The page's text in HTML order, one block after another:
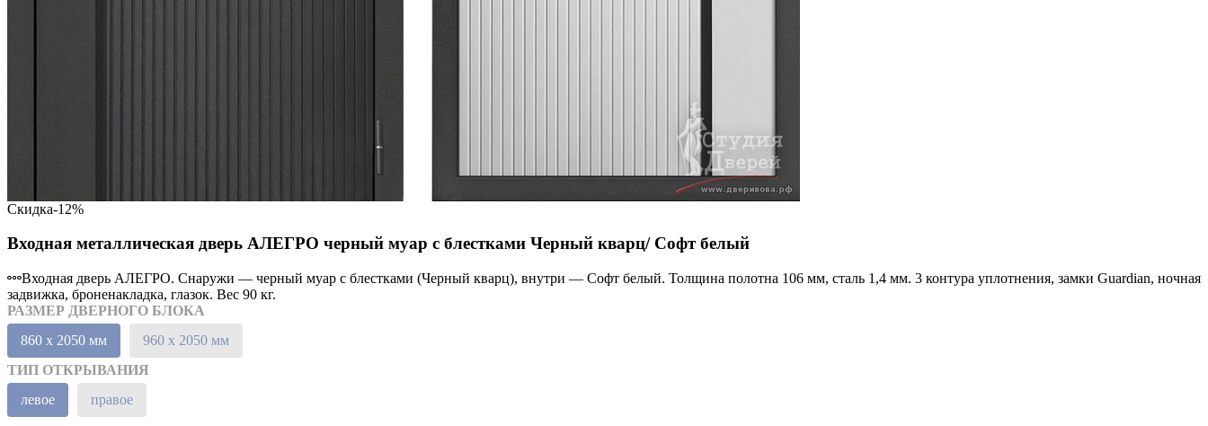
Скидка-12%
Входная металлическая дверь АЛЕГРО черный муар с блестками Черный кварц/ Софт белый
Входная дверь АЛЕГРО. Снаружи — черный муар с блестками (Черный кварц), внутри — Софт белый. Толщина полотна 106 мм, сталь 1,4 мм. 3 контура уплотнения, замки Guardian, ночная
задвижка, броненакладка, глазок. Вес 90 кг.
РАЗМЕР ДВЕРНОГО БЛОКА
860 х 2050 мм
960 х 2050 мм
ТИП ОТКРЫВАНИЯ
левое
правое